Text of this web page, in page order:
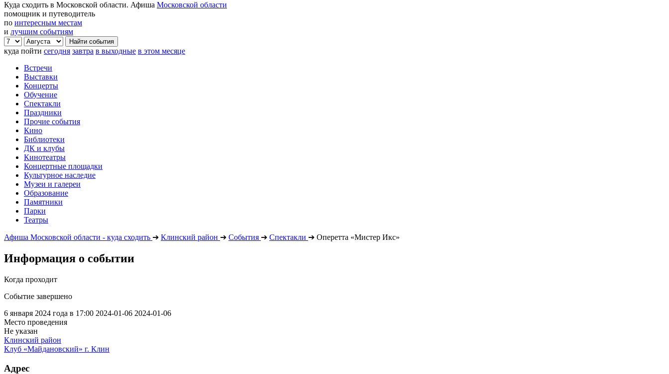
Куда сходить в Московской области. Афиша Московской области
помощник и путеводитель
по интересным местам
и лучшим событиям
куда пойти сегодня завтра в выходные в этом месяце
Встречи
Выставки
Концерты
Обучение
Спектакли
Праздники
Прочие события
Кино
Библиотеки
ДК и клубы
Кинотеатры
Концертные площадки
Культурное наследие
Музеи и галереи
Образование
Памятники
Парки
Театры
Афиша Московской области - куда сходить ➔ Клинский район ➔ События ➔ Спектакли ➔ Оперетта «Мистер Икс»
Информация о событии
Когда проходит
Событие завершено
6 января 2024 года в 17:00 2024-01-06 2024-01-06
Место проведения
Не указан
Клинский район
Клуб «Майдановский» г. Клин
Адрес